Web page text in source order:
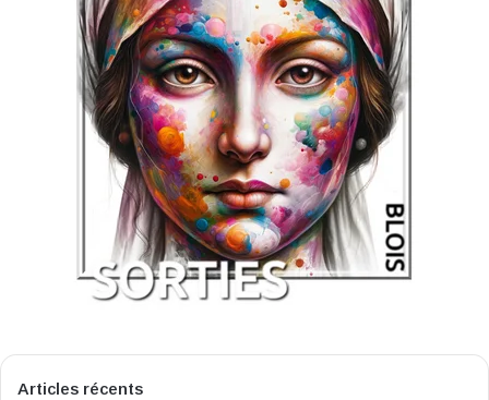
Articles récents